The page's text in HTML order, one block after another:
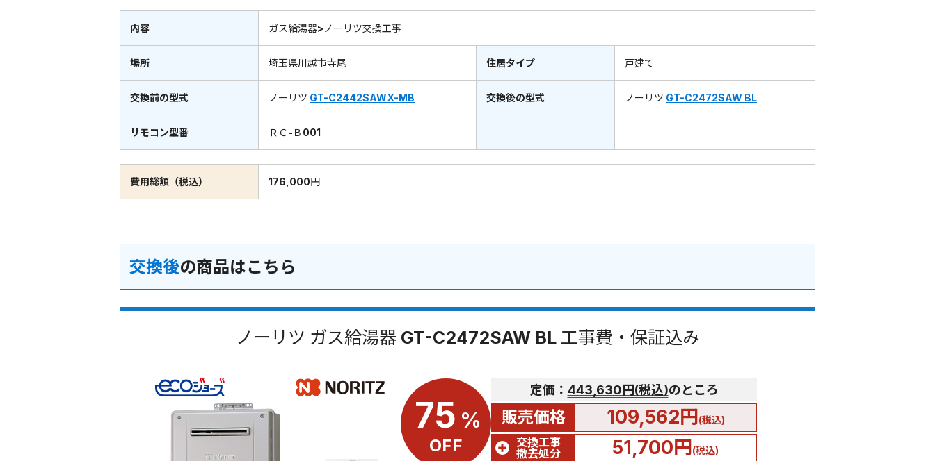
内容 ガス給湯器>ノーリツ交換工事
場所 埼玉県川越市寺尾 住居タイプ 戸建て
交換前の型式 ノーリツ GT-C2442SAWX-MB 交換後の型式 ノーリツ GT-C2472SAW BL
リモコン型番 ＲＣ-Ｂ001
費用総額（税込） 176,000円
交換後の商品はこちら
ノーリツ ガス給湯器 GT-C2472SAW BL 工事費・保証込み
75 %
OFF
定価： 443,630円(税込)のところ
販売価格 109,562円(税込)
交換工事
撤去処分
51,700円(税込)